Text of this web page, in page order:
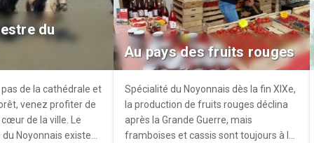
boisés, le
Sacrées vous
monde légendaire
pierre qui
a son histoire et son
la pierre
du
de la cathédrale et
venez profiter de
de la ville. Le
Noyonnais existe
Au pays des fruits rouges
Spécialité du Noyonnais dès la fin XIXe,
la production de fruits rouges déclina
après la Grande Guerre, mais
framboises et cassis sont toujours à la